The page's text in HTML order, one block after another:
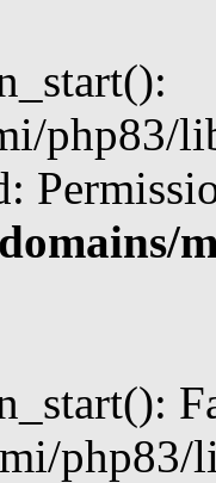
php83/
php83/